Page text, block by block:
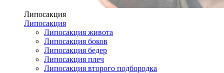
Липосакция
Липосакция
Липосакция живота
Липосакция боков
Липосакция бедер
Липосакция плеч
Липосакция второго подбородка